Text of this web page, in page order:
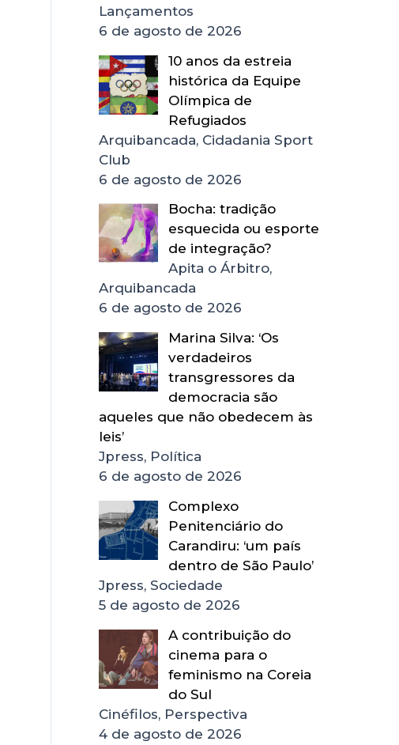
Lançamentos
6 de agosto de 2026
10 anos da estreia
histórica da Equipe
Olímpica de
Refugiados
Arquibancada, Cidadania Sport
Club
6 de agosto de 2026
Bocha: tradição
esquecida ou esporte
de integração?
Apita o Árbitro,
Arquibancada
6 de agosto de 2026
Marina Silva: ‘Os
verdadeiros
transgressores da
democracia são
aqueles que não obedecem às
leis’
Jpress, Política
6 de agosto de 2026
Complexo
Penitenciário do
Carandiru: ‘um país
dentro de São Paulo’
Jpress, Sociedade
5 de agosto de 2026
A contribuição do
cinema para o
feminismo na Coreia
do Sul
Cinéfilos, Perspectiva
4 de agosto de 2026